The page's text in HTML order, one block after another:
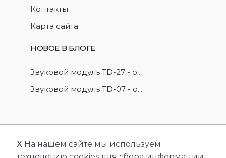
Контакты
Карта сайта
НОВОЕ В БЛОГЕ
Звуковой модуль TD-27 - о...
Звуковой модуль TD-07 - о...
© 2026FriendlyCMS. Все права защищены.
XНа нашем сайте мы используем